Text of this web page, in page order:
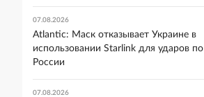
07.08.2026
Atlantic: Маск отказывает Украине в
использовании Starlink для ударов по
России
07.08.2026